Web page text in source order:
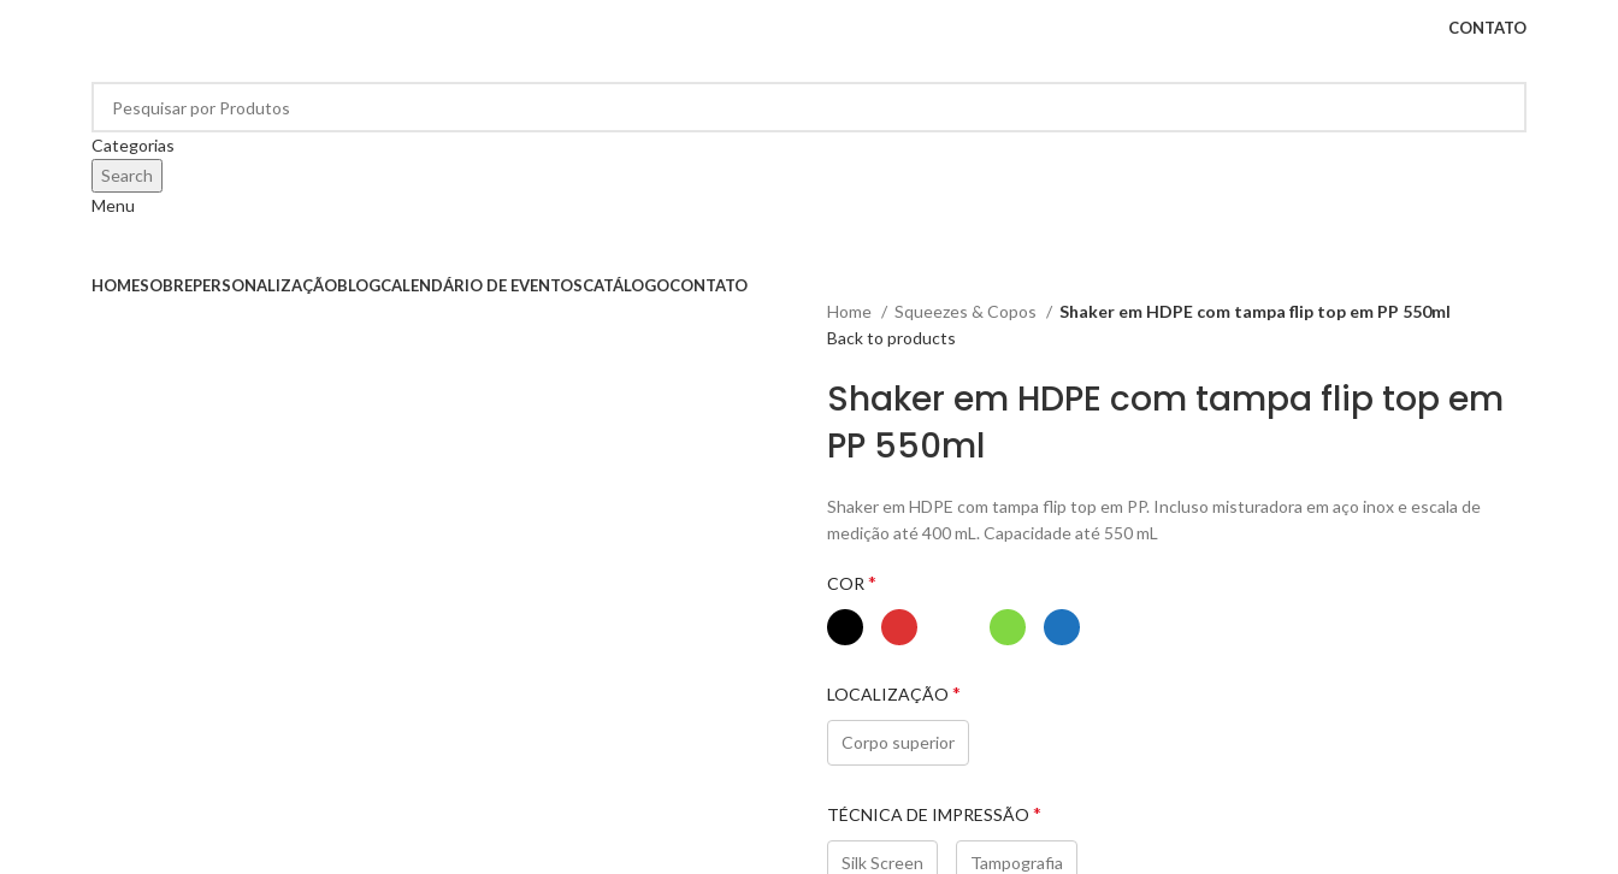
CONTATO
Categorias
Search
Menu
HOMESOBREPERSONALIZAÇÃOBLOGCALENDÁRIO DE EVENTOSCATÁLOGOCONTATO
Home Squeezes & Copos
Shaker em HDPE com tampa flip top em PP 550ml
Back to products
Shaker em HDPE com tampa flip top em
PP 550ml
Shaker em HDPE com tampa flip top em PP. Incluso misturadora em aço inox e escala de
medição até 400 mL. Capacidade até 550 mL
COR *
LOCALIZAÇÃO *
Corpo superior
TÉCNICA DE IMPRESSÃO *
Silk Screen Tampografia